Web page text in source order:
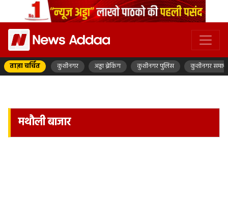
ताज़ा चर्चित कुशीनगर अड्डा ब्रेकिंग कुशीनगर पुलिस कुशीनगर
मथौली बाजार